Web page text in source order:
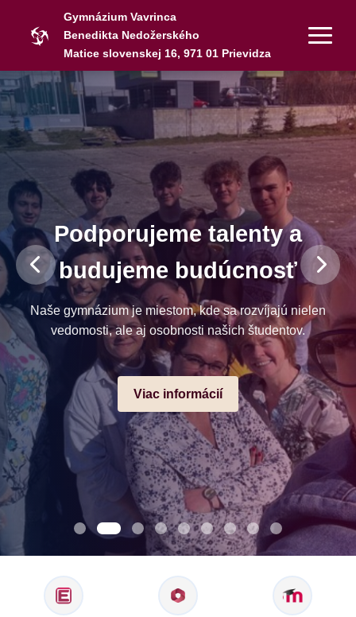
Gymnázium Vavrinca
Benedikta Nedožerského
Matice slovenskej 16, 971 01 Prievidza
Podporujeme talenty a
budujeme budúcnosť
Naše gymnázium je miestom, kde sa rozvíjajú nielen
vedomosti, ale aj osobnosti našich študentov.
Viac informácií